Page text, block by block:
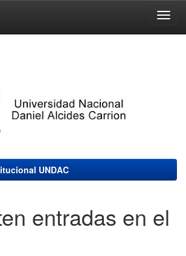
UNDAC
entradas en el